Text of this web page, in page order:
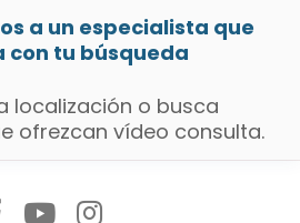
a un especialista que
con tu búsqueda
localización o busca
ofrezcan vídeo consulta.